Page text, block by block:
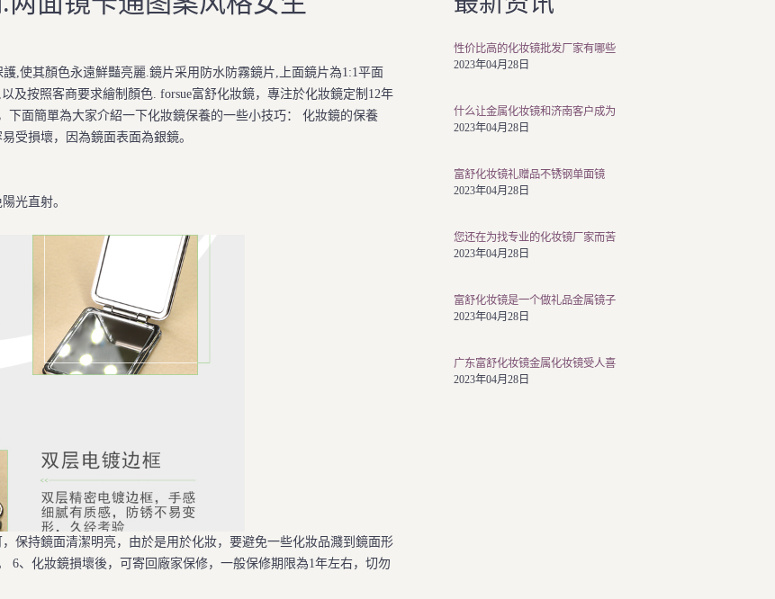
其顏色永遠鮮豔亮麗.鏡片采用防水防霧鏡片,上面鏡片為1:1平面
及按照客商要求繪制顏色. forsue富舒化妝鏡，專注於化妝鏡定制12年
面簡單為大家介紹一下化妝鏡保養的一些小技巧： 化妝鏡的保養
損壞，因為鏡面表面為銀鏡。
光直射。
持鏡面清潔明亮，由於是用於化妝，要避免一些化妝品濺到鏡面形
6、化妝鏡損壞後，可寄回廠家保修，一般保修期限為1年左右，切勿
性价比高的化妆镜批发厂家有哪些
2023年04月28日
什么让金属化妆镜和济南客户成为
2023年04月28日
富舒化妆镜礼赠品不锈钢单面镜
2023年04月28日
您还在为找专业的化妆镜厂家而苦
2023年04月28日
富舒化妆镜是一个做礼品金属镜子
2023年04月28日
广东富舒化妆镜金属化妆镜受人喜
2023年04月28日